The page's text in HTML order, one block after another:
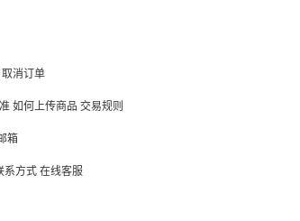
取消订单
如何上传商品 交易规则
箱
系方式 在线客服